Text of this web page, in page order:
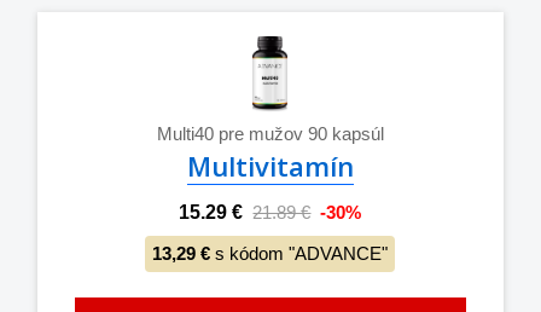
Multi40 pre mužov 90 kapsúl
Multivitamín
15.29 € 21.89 € -30%
13,29 € s kódom "ADVANCE"